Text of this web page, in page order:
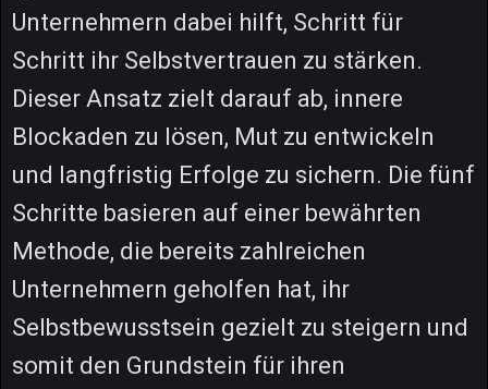
Unternehmern dabei hilft, Schritt für
Schritt ihr Selbstvertrauen zu stärken.
Dieser Ansatz zielt darauf ab, innere
Blockaden zu lösen, Mut zu entwickeln
und langfristig Erfolge zu sichern. Die fünf
Schritte basieren auf einer bewährten
Methode, die bereits zahlreichen
Unternehmern geholfen hat, ihr
Selbstbewusstsein gezielt zu steigern und
somit den Grundstein für ihren